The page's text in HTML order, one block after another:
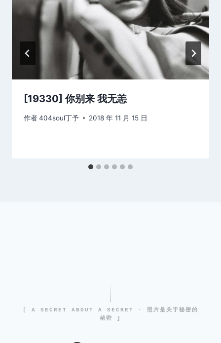
[19330] 你别来 我无恙
作者404soul丁予 2018 年 11 月 15 日
[ A SECRET ABOUT A SECRET · 照片是关于秘密的
秘密 ]